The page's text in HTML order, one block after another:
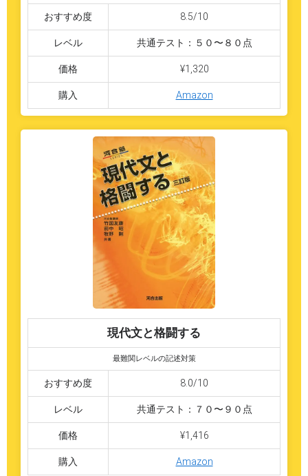
おすすめ度 8.5/10
レベル 共通テスト：５０〜８０点
価格 ¥1,320
購入 Amazon
現代文と格闘する
最難関レベルの記述対策
おすすめ度 8.0/10
レベル 共通テスト：７０〜９０点
価格 ¥1,416
購入 Amazon